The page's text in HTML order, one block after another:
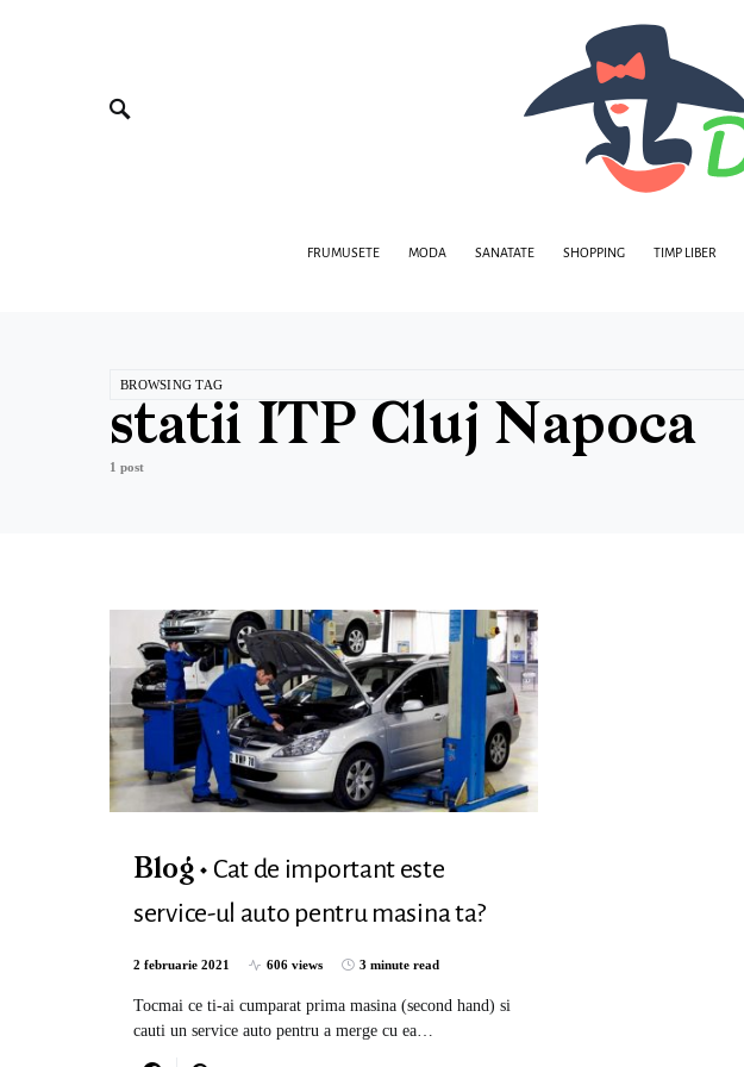
FRUMUSETE MODA SANATATE SHOPPING TIMP LIBER
BROWSING TAG
statii ITP Cluj Napoca
1 post
Blog
Cat de important este
service-ul auto pentru masina ta?
2 februarie 2021 606 views 3 minute read
Tocmai ce ti-ai cumparat prima masina (second hand) si
cauti un service auto pentru a merge cu ea…